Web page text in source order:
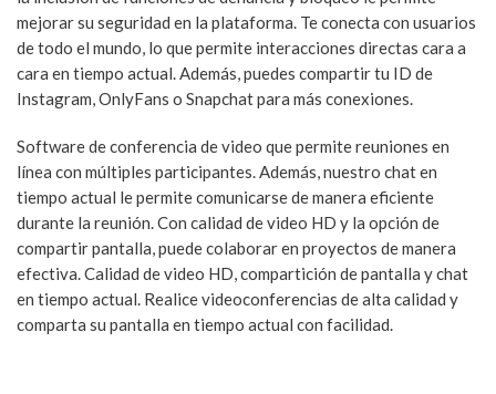
mejorar su seguridad en la plataforma. Te conecta con usuarios
de todo el mundo, lo que permite interacciones directas cara a
cara en tiempo actual. Además, puedes compartir tu ID de
Instagram, OnlyFans o Snapchat para más conexiones.
Software de conferencia de video que permite reuniones en
línea con múltiples participantes. Además, nuestro chat en
tiempo actual le permite comunicarse de manera eficiente
durante la reunión. Con calidad de video HD y la opción de
compartir pantalla, puede colaborar en proyectos de manera
efectiva. Calidad de video HD, compartición de pantalla y chat
en tiempo actual. Realice videoconferencias de alta calidad y
comparta su pantalla en tiempo actual con facilidad.